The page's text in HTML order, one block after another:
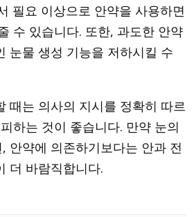
필요 이상으로 안약을 사용하면
수 있습니다. 또한, 과도한 안약
눈물 생성 기능을 저하시킬 수
때는 의사의 지시를 정확히 따르
하는 것이 좋습니다. 만약 눈의
안약에 의존하기보다는 안과 전
더 바람직합니다.